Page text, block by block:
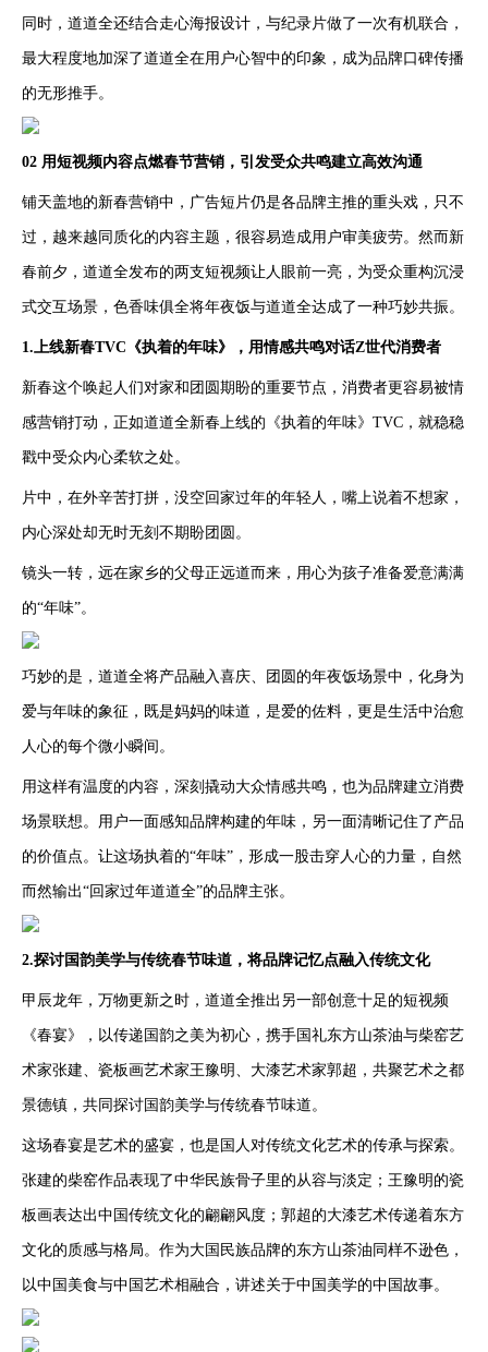
同时，道道全还结合走心海报设计，与纪录片做了一次有机联合，
最大程度地加深了道道全在用户心智中的印象，成为品牌口碑传播
的无形推手。
02 用短视频内容点燃春节营销，引发受众共鸣建立高效沟通
铺天盖地的新春营销中，广告短片仍是各品牌主推的重头戏，只不
过，越来越同质化的内容主题，很容易造成用户审美疲劳。然而新
春前夕，道道全发布的两支短视频让人眼前一亮，为受众重构沉浸
式交互场景，色香味俱全将年夜饭与道道全达成了一种巧妙共振。
1.上线新春TVC《执着的年味》，用情感共鸣对话Z世代消费者
新春这个唤起人们对家和团圆期盼的重要节点，消费者更容易被情
感营销打动，正如道道全新春上线的《执着的年味》TVC，就稳稳
戳中受众内心柔软之处。
片中，在外辛苦打拼，没空回家过年的年轻人，嘴上说着不想家，
内心深处却无时无刻不期盼团圆。
镜头一转，远在家乡的父母正远道而来，用心为孩子准备爱意满满
的“年味”。
巧妙的是，道道全将产品融入喜庆、团圆的年夜饭场景中，化身为
爱与年味的象征，既是妈妈的味道，是爱的佐料，更是生活中治愈
人心的每个微小瞬间。
用这样有温度的内容，深刻撬动大众情感共鸣，也为品牌建立消费
场景联想。用户一面感知品牌构建的年味，另一面清晰记住了产品
的价值点。让这场执着的“年味”，形成一股击穿人心的力量，自然
而然输出“回家过年道道全”的品牌主张。
2.探讨国韵美学与传统春节味道，将品牌记忆点融入传统文化
甲辰龙年，万物更新之时，道道全推出另一部创意十足的短视频
《春宴》，以传递国韵之美为初心，携手国礼东方山茶油与柴窑艺
术家张建、瓷板画艺术家王豫明、大漆艺术家郭超，共聚艺术之都
景德镇，共同探讨国韵美学与传统春节味道。
这场春宴是艺术的盛宴，也是国人对传统文化艺术的传承与探索。
张建的柴窑作品表现了中华民族骨子里的从容与淡定；王豫明的瓷
板画表达出中国传统文化的翩翩风度；郭超的大漆艺术传递着东方
文化的质感与格局。作为大国民族品牌的东方山茶油同样不逊色，
以中国美食与中国艺术相融合，讲述关于中国美学的中国故事。